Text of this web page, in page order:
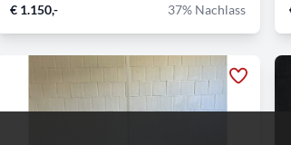
€ 1.150,- 37% Nachlass